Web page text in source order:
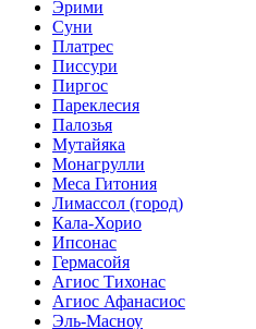
Эрими
Суни
Платрес
Писсури
Пиргос
Пареклесия
Палозья
Мутайяка
Монагрулли
Меса Гитония
Лимассол (город)
Кала-Хорио
Ипсонас
Гермасойя
Агиос Тихонас
Агиос Афанасиос
Эль-Масноу